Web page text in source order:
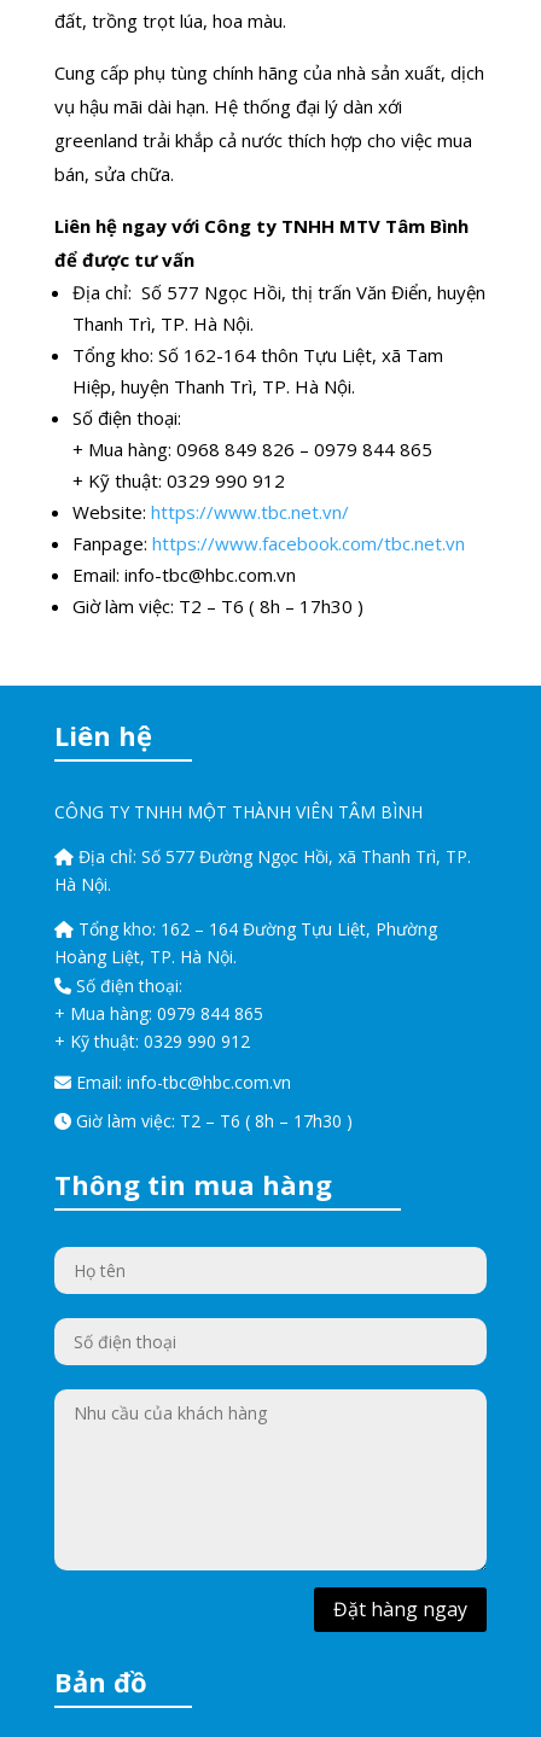
đất, trồng trọt lúa, hoa màu.
Cung cấp phụ tùng chính hãng của nhà sản xuất, dịch
vụ hậu mãi dài hạn. Hệ thống đại lý dàn xới
greenland trải khắp cả nước thích hợp cho việc mua
bán, sửa chữa.
Liên hệ ngay với Công ty TNHH MTV Tâm Bình
để được tư vấn
Địa chỉ: Số 577 Ngọc Hồi, thị trấn Văn Điển, huyện
Thanh Trì, TP. Hà Nội.
Tổng kho: Số 162-164 thôn Tựu Liệt, xã Tam
Hiệp, huyện Thanh Trì, TP. Hà Nội.
Số điện thoại:
+ Mua hàng: 0968 849 826 – 0979 844 865
+ Kỹ thuật: 0329 990 912
Website: https://www.tbc.net.vn/
Fanpage: https://www.facebook.com/tbc.net.vn
Email: info-tbc@hbc.com.vn
Giờ làm việc: T2 – T6 ( 8h – 17h30 )
Liên hệ
CÔNG TY TNHH MỘT THÀNH VIÊN TÂM BÌNH
Địa chỉ: Số 577 Đường Ngọc Hồi, xã Thanh Trì, TP.
Hà Nội.
Tổng kho: 162 – 164 Đường Tựu Liệt, Phường
Hoàng Liệt, TP. Hà Nội.
Số điện thoại:
+ Mua hàng: 0979 844 865
+ Kỹ thuật: 0329 990 912
Email: info-tbc@hbc.com.vn
Giờ làm việc: T2 – T6 ( 8h – 17h30 )
Thông tin mua hàng
Đặt hàng ngay
Bản đồ